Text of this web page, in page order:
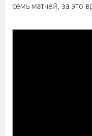
семь матчей, за это